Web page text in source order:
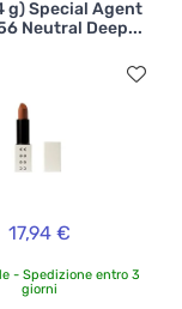
g) Special Agent
Neutral Deep...
17,94 €
- Spedizione entro 3
giorni